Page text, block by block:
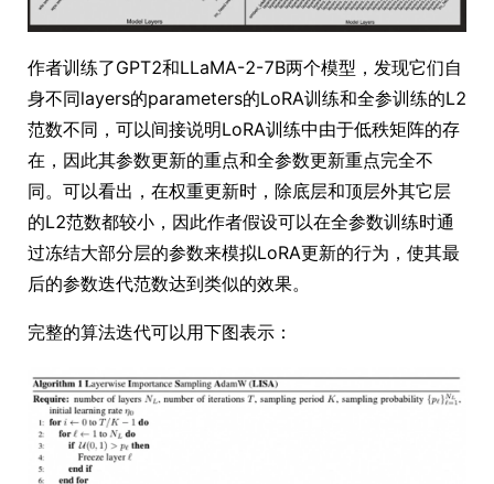
作者训练了GPT2和LLaMA-2-7B两个模型，发现它们自
身不同layers的parameters的LoRA训练和全参训练的L2
范数不同，可以间接说明LoRA训练中由于低秩矩阵的存
在，因此其参数更新的重点和全参数更新重点完全不
同。可以看出，在权重更新时，除底层和顶层外其它层
的L2范数都较小，因此作者假设可以在全参数训练时通
过冻结大部分层的参数来模拟LoRA更新的行为，使其最
后的参数迭代范数达到类似的效果。
完整的算法迭代可以用下图表示：